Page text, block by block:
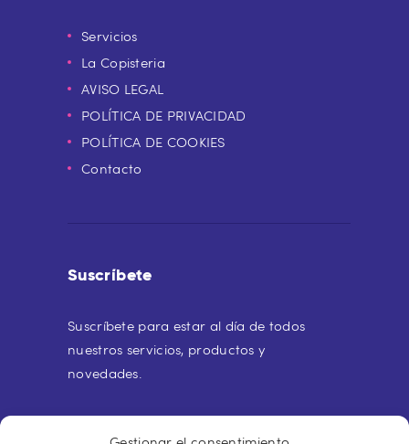
Servicios
La Copisteria
AVISO LEGAL
POLÍTICA DE PRIVACIDAD
POLÍTICA DE COOKIES
Contacto
Suscríbete
Suscríbete para estar al día de todos
nuestros servicios, productos y
novedades.